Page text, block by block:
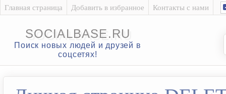
Главная страница Добавить в избранное Контакты с нами
SOCIALBASE.RU
Поиск новых людей и друзей в
соцсетях!